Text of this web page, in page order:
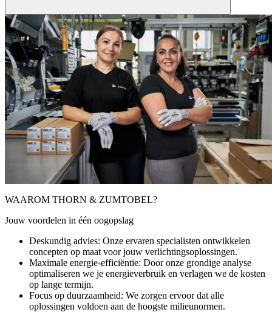
Met 'Light as a Service' (LaaS) bieden we een modern,
balansneutraal financieringsmodel: je ontvangt een complete
verlichtingsoplossing inclusief planning, montage, onderhoud en
modernisering – allemaal zonder investeringskosten. Je betaalt alleen
een maandelijkse servicevergoeding, wat zorgt voor voorspelbare
bedrijfskosten. Dit vermindert je risico, behoudt de liquiditeit en
zorgt ervoor dat je te allen tijde de nieuwste technologie gebruikt.
Ideaal voor bedrijven die flexibel willen blijven en toch duurzaam
willen investeren.
WAAROM THORN & ZUMTOBEL?
Jouw voordelen in één oogopslag
Deskundig advies: Onze ervaren specialisten ontwikkelen
concepten op maat voor jouw verlichtingsoplossingen.
Maximale energie-efficiëntie: Door onze grondige analyse
optimaliseren we je energieverbruik en verlagen we de kosten
op lange termijn.
Focus op duurzaamheid: We zorgen ervoor dat alle
oplossingen voldoen aan de hoogste milieunormen.